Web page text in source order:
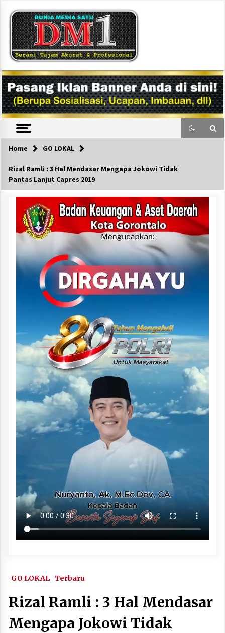
content
DM1
Home GO LOKAL
Rizal Ramli : 3 Hal Mendasar Mengapa Jokowi Tidak
Pantas Lanjut Capres 2019
GO LOKAL Terbaru
Rizal Ramli : 3 Hal Mendasar
Mengapa Jokowi Tidak